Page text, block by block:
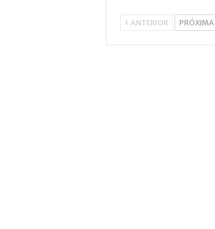
ANTERIOR PRÓXIMA